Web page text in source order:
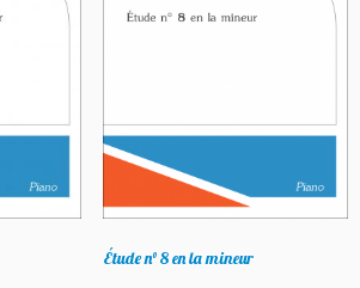
Étude n° 8 en la mineur